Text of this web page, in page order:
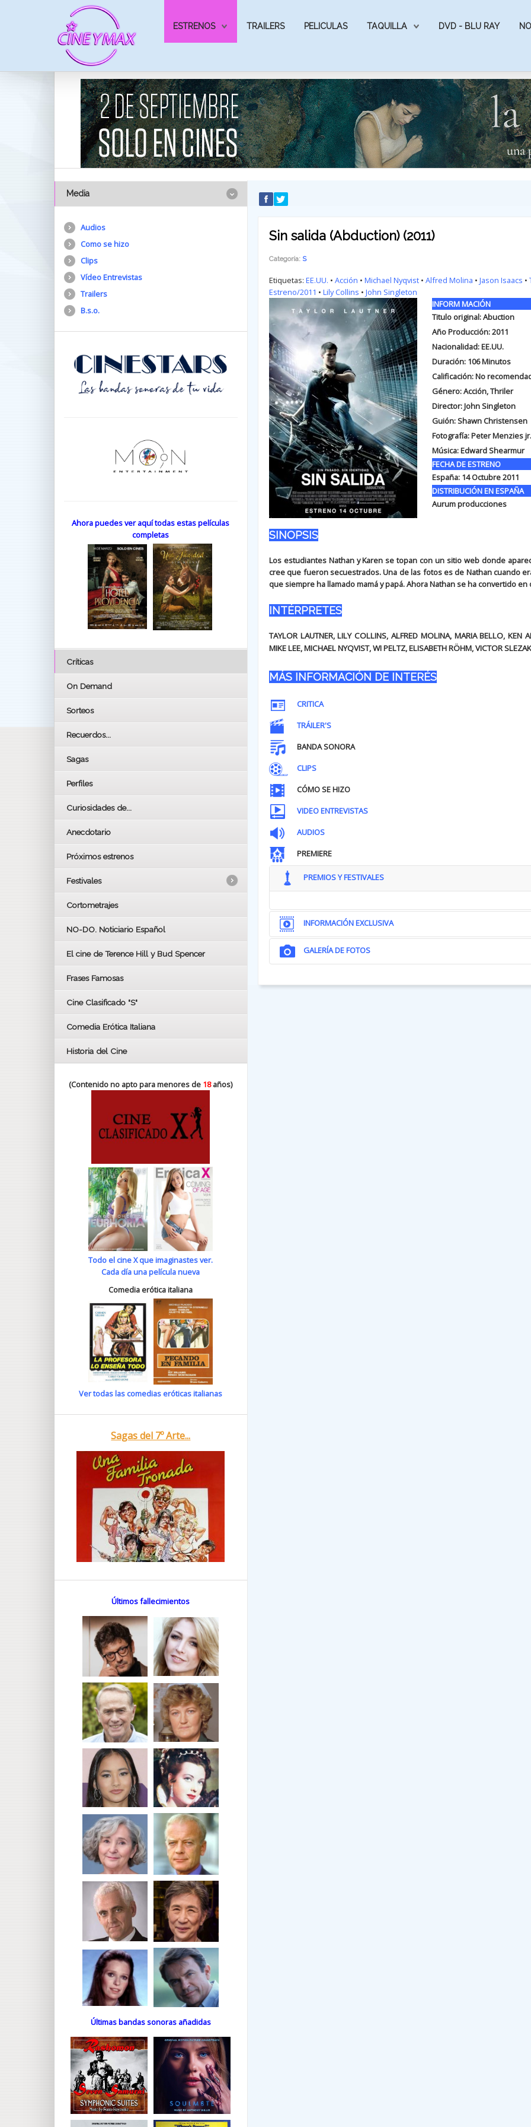
ESTRENOS TRAILERS PELICULAS TAQUILLA DVD - BLU RAY
Sin salida (Abduction) (2011)
Categoría: S
Etiquetas: EE.UU. • Acción • Michael Nyqvist• Alfred Molina • Jason Isaacs •
Estreno/2011 • Lily Collins • John Singleton
INFORM MACIÓN
Titulo original: Abuction
Año Producción: 2011
Nacionalidad: EE.UU.
Duración: 106Minutos
Calificación: No
Género: Acción, Thriler
Director: John Singleton
Guión: Shawn Christensen
Fotografía: Peter Menzies jr.
Música: Edward Shearmur
FECHA DE ESTRENO
España: 14 Octubre 2011
DISTRIBUCIÓN EN ESPAÑA
Aurum producciones
SINOPSIS
Los estudiantes Nathan y Karen se topan con un sitio web donde
cree que fueron secuestrados. Una de las fotos es de Nathan cuando
que siempre ha llamado mamá y papá. Ahora Nathan se ha convertido
INTÉRPRETES
TAYLOR LAUTNER, LILY COLLINS, ALFRED MOLINA, MARIA BELLO, KEN
MIKE LEE, MICHAEL NYQVIST, WI PELTZ, ELISABETH RÖHM, VICTOR SLEZAK
MÁS INFORMACIÓN DE INTERÉS
CRITICA
TRÁILER'S
BANDA SONORA
CLIPS
CÓMO SE HIZO
VIDEO ENTREVISTAS
AUDIOS
PREMIERE
PREMIOS Y FESTIVALES
INFORMACIÓN EXCLUSIVA
SIN SALIDA empezó como un sencillo pero inspirador germen de
Roy Lee y Doug Davison, hace cuatro años. Pero empezó a coger
GALERÍA DE FOTOS
Media
Audios
Como se hizo
Clips
Vídeo Entrevistas
Trailers
B.s.o.
Ahora puedes ver aquí todas estas películas
completas
Críticas
On Demand
Sorteos
Recuerdos...
Sagas
Perfiles
Curiosidades de...
Anecdotario
Próximos estrenos
Festivales
LOS OSCARS
BAFTA
Cortometrajes
NO-DO. Noticiario Español
El cine de Terence Hill y Bud Spencer
Frases Famosas
Cine Clasificado "S"
Comedia Erótica Italiana
Historia del Cine
(Contenido no apto para menores de 18años)
Todo el cine X que imaginastes ver.
Cada día una película nueva
Comedia erótica italiana
Ver todas las comedias eróticas italianas
Sagas del 7º Arte...
Últimos fallecimientos
Últimas bandas sonoras añadidas